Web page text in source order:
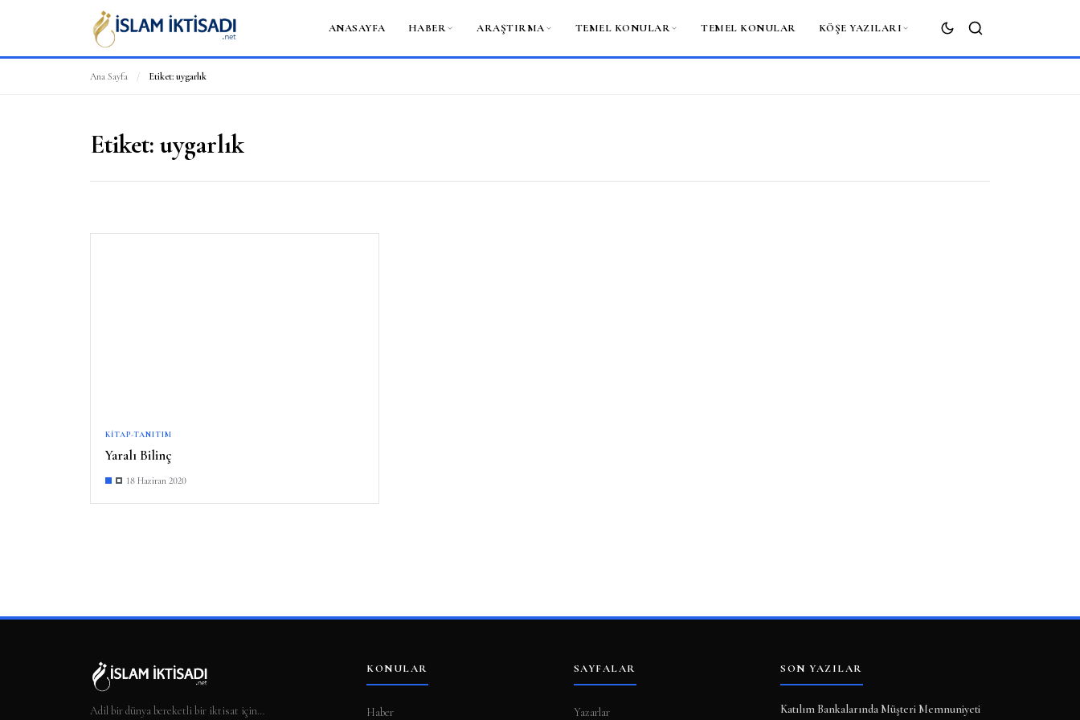
ANASAYFA HABER ARAŞTIRMA TEMEL KONULAR TEMEL KONULAR KÖŞE YAZILARI
ARA
Ana Sayfa / Etiket: uygarlık
Etiket: uygarlık
KITAP-TANITIM
Yaralı Bilinç
18 Haziran 2020
Adil bir dünya bereketli bir iktisat için…
KONULAR
Haber
SAYFALAR
Yazarlar
SON YAZILAR
Katılım Bankalarında Müşteri Memnuniyeti